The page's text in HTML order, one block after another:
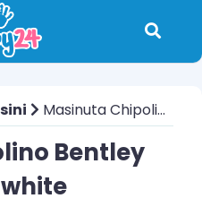
Masinuta Chipolino Bentley Continental GT white
Bentley